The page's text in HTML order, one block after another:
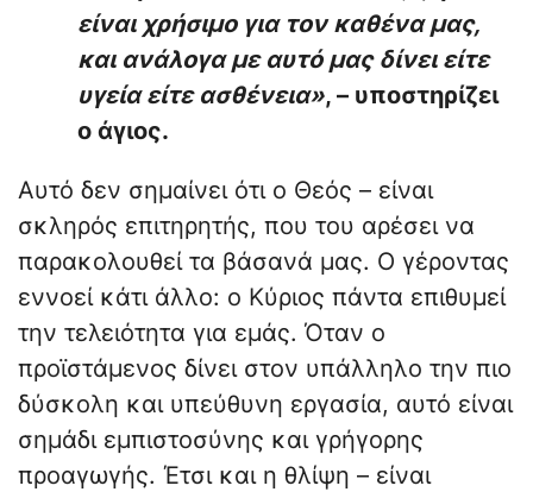
είναι χρήσιμο για τον καθένα μας,
και ανάλογα με αυτό μας δίνει είτε
υγεία είτε ασθένεια», – υποστηρίζει
ο άγιος.
Αυτό δεν σημαίνει ότι ο Θεός – είναι
σκληρός επιτηρητής, που του αρέσει να
παρακολουθεί τα βάσανά μας. Ο γέροντας
εννοεί κάτι άλλο: ο Κύριος πάντα επιθυμεί
την τελειότητα για εμάς. Όταν ο
προϊστάμενος δίνει στον υπάλληλο την πιο
δύσκολη και υπεύθυνη εργασία, αυτό είναι
σημάδι εμπιστοσύνης και γρήγορης
προαγωγής. Έτσι και η θλίψη – είναι